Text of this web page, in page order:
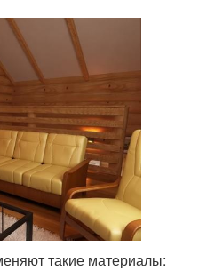
такие материалы: